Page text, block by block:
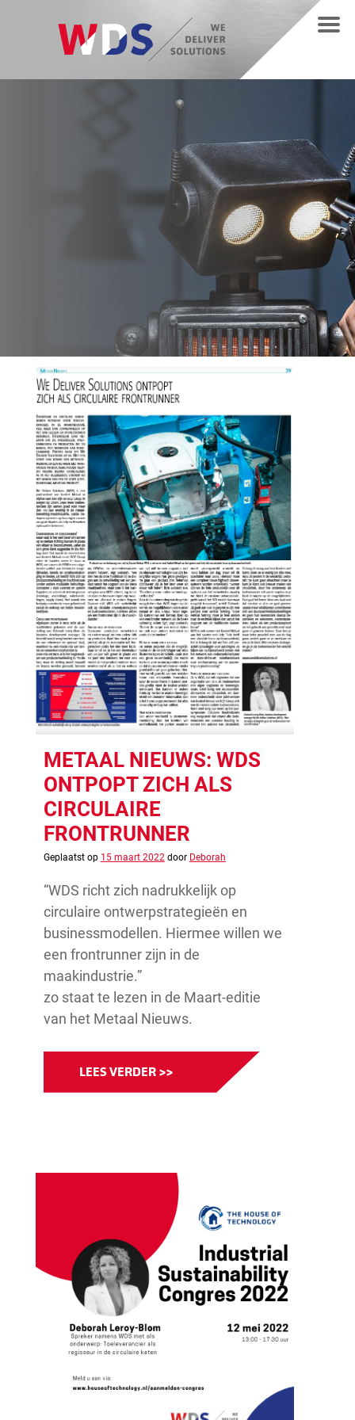
METAAL NIEUWS: WDS
ONTPOPT ZICH ALS
CIRCULAIRE
FRONTRUNNER
Geplaatst op 15 maart 2022 door Deborah
“WDS richt zich nadrukkelijk op
circulaire ontwerpstrategieën en
businessmodellen. Hiermee willen we
een frontrunner zijn in de
maakindustrie.”
zo staat te lezen in de Maart-editie
van het Metaal Nieuws.
LEES VERDER >>